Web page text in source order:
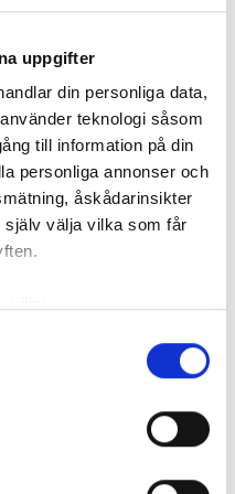
uppgifter
din personliga data,
teknologi såsom
till information på din
personliga annonser och
åskådarinsikter
välja vilka som får
på upp till flera meter
uppgifter
vd köper
Syd
över två
VVS-bolag
stor skånsk